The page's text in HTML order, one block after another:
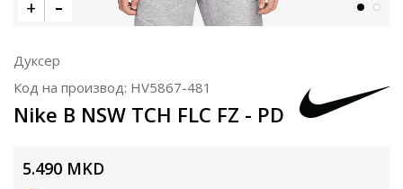
Дуксер
Код на производ: HV5867-481
Nike B NSW TCH FLC FZ - PD
5.490 MKD